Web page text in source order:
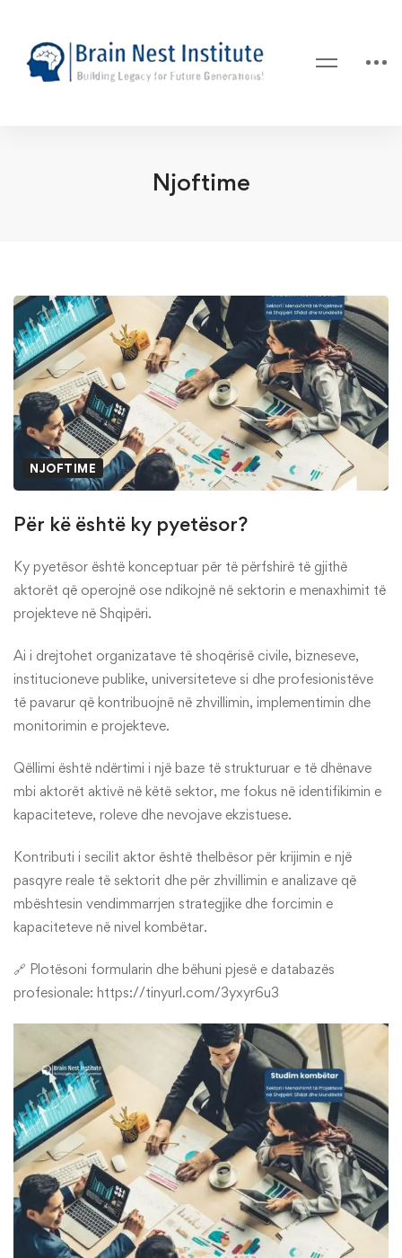
Njoftime
NJOFTIME
Për kë është ky pyetësor?
Ky pyetësor është konceptuar për të përfshirë të gjithë
aktorët që operojnë ose ndikojnë në sektorin e menaxhimit të
projekteve në Shqipëri.
Ai i drejtohet organizatave të shoqërisë civile, bizneseve,
institucioneve publike, universiteteve si dhe profesionistëve
të pavarur që kontribuojnë në zhvillimin, implementimin dhe
monitorimin e projekteve.
Qëllimi është ndërtimi i një baze të strukturuar e të dhënave
mbi aktorët aktivë në këtë sektor, me fokus në identifikimin e
kapaciteteve, roleve dhe nevojave ekzistuese.
Kontributi i secilit aktor është thelbësor për krijimin e një
pasqyre reale të sektorit dhe për zhvillimin e analizave që
mbështesin vendimmarrjen strategjike dhe forcimin e
kapaciteteve në nivel kombëtar.
🔗 Plotësoni formularin dhe bëhuni pjesë e databazës
profesionale: https://tinyurl.com/3yxyr6u3